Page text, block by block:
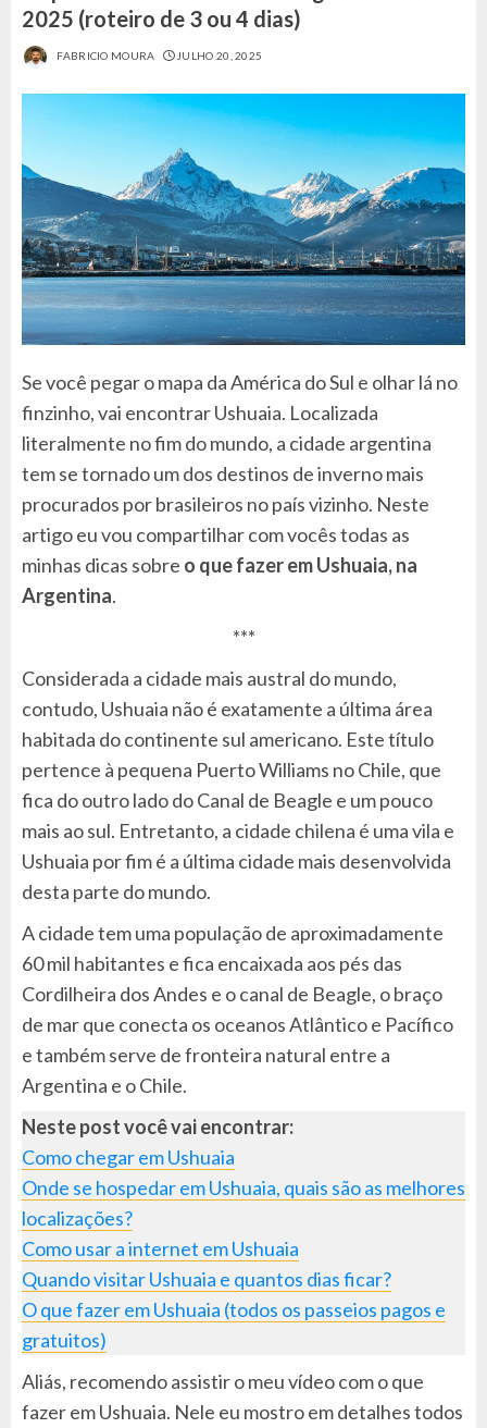
2025 (roteiro de 3 ou 4 dias)
FABRICIO MOURA JULHO 20, 2025
Se você pegar o mapa da América do Sul e olhar lá no
finzinho, vai encontrar Ushuaia. Localizada
literalmente no fim do mundo, a cidade argentina
tem se tornado um dos destinos de inverno mais
procurados por brasileiros no país vizinho. Neste
artigo eu vou compartilhar com vocês todas as
minhas dicas sobre o que fazer em Ushuaia, na
Argentina.
***
Considerada a cidade mais austral do mundo,
contudo, Ushuaia não é exatamente a última área
habitada do continente sul americano. Este título
pertence à pequena Puerto Williams no Chile, que
fica do outro lado do Canal de Beagle e um pouco
mais ao sul. Entretanto, a cidade chilena é uma vila e
Ushuaia por fim é a última cidade mais desenvolvida
desta parte do mundo.
A cidade tem uma população de aproximadamente
60 mil habitantes e fica encaixada aos pés das
Cordilheira dos Andes e o canal de Beagle, o braço
de mar que conecta os oceanos Atlântico e Pacífico
e também serve de fronteira natural entre a
Argentina e o Chile.
Neste post você vai encontrar:
Como chegar em Ushuaia
Onde se hospedar em Ushuaia, quais são as melhores
localizações?
Como usar a internet em Ushuaia
Quando visitar Ushuaia e quantos dias ficar?
O que fazer em Ushuaia (todos os passeios pagos e
gratuitos)
Aliás, recomendo assistir o meu vídeo com o que
fazer em Ushuaia. Nele eu mostro em detalhes todos